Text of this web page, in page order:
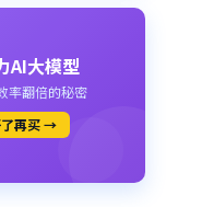
AI大模型
率翻倍的秘密
了再买 →